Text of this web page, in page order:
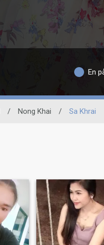
En
/ Nong Khai / Sa Khrai